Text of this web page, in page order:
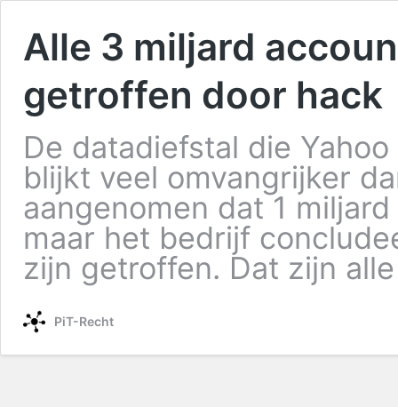
Alle 3 miljard
getroffen door hack
De datadiefstal die
blijkt veel omvangrijker
aangenomen dat 1
maar het bedrijf
zijn getroffen. Dat zijn
PiT-Recht